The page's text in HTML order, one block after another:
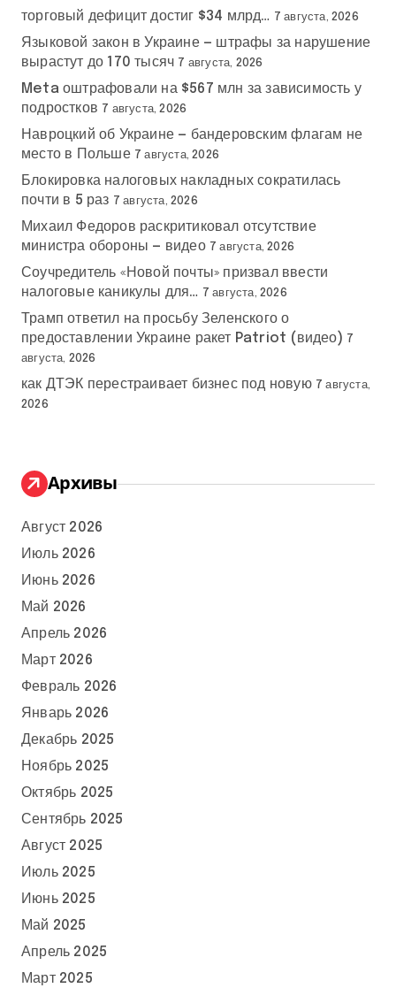
торговый дефицит достиг $34 млрд… 7 августа, 2026
Языковой закон в Украине — штрафы за нарушение
вырастут до 170 тысяч 7 августа, 2026
Meta оштрафовали на $567 млн за зависимость у
подростков 7 августа, 2026
Навроцкий об Украине — бандеровским флагам не
место в Польше 7 августа, 2026
Блокировка налоговых накладных сократилась
почти в 5 раз 7 августа, 2026
Михаил Федоров раскритиковал отсутствие
министра обороны — видео 7 августа, 2026
Соучредитель «Новой почты» призвал ввести
налоговые каникулы для…
7 августа, 2026
Трамп ответил на просьбу Зеленского о
предоставлении Украине ракет Patriot (видео) 7
августа, 2026
как ДТЭК перестраивает бизнес под новую 7 августа,
2026
Архивы
Август 2026
Июль 2026
Июнь 2026
Май 2026
Апрель 2026
Март 2026
Февраль 2026
Январь 2026
Декабрь 2025
Ноябрь 2025
Октябрь 2025
Сентябрь 2025
Август 2025
Июль 2025
Июнь 2025
Май 2025
Апрель 2025
Март 2025